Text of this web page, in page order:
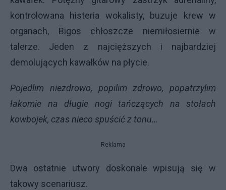
kontrolowana histeria wokalisty, buzuje krew w
organach, Bigos chłoszcze niemiłosiernie w
talerze. Jeden z najcięższych i najbardziej
demolujących kawałków na płycie.
Pojedlim niezdrowo, popilim zdrowo, popatrzylim
łakomie na długie nogi tańczących na stołach
kowbojek, czas nieco spuścić z tonu…
Reklama
Dwa ostatnie utwory doskonale wpisują się w
takowy scenariusz.